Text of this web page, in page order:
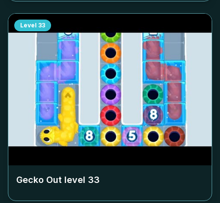
Level 33
Gecko Out level 33